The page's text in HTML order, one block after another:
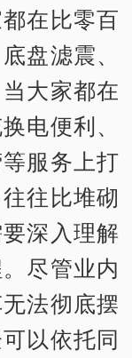
在比零百
盘滤震、
大家都在
电便利、
服务上打
往比堆砌
深入理解
尽管业内
法彻底摆
以依托同